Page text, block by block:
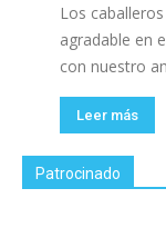
Los
agradable en
con nuestro
Leer más
Patrocinado